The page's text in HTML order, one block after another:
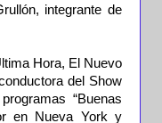
integrante de
Hora, El Nuevo
del Show
“Buenas
en Nueva York y